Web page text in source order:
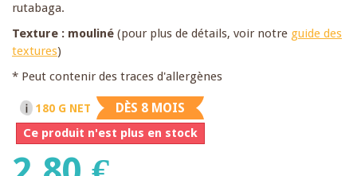
rutabaga.
Texture : mouliné (pour plus de détails, voir notre guide des
textures)
* Peut contenir des traces d'allergènes
180 G NET DÈS 8 MOIS
Ce produit n'est plus en stock